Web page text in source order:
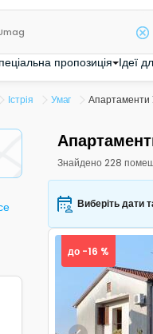
пропозиція Ідеї
Істрія Умаг
Знайдено 228
Виберіть дати
до -16 %